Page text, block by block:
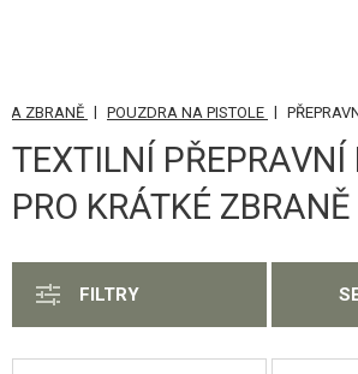
KATEGORIE
AIRSOFTOVÉ ZBRANĚ
GRANÁTOMETY, GRANÁTY
ZBRANĚ | POUZDRA NA PISTOLE |
TEXTILNÍ PŘEPRAVNÍ
PRO KRÁTKÉ ZBRANĚ
FILTRY